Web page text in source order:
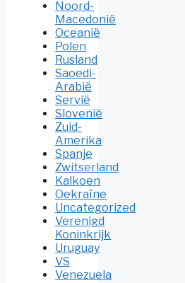
Noord-
Macedonië
Oceanië
Polen
Rusland
Saoedi-
Arabië
Servië
Slovenië
Zuid-
Amerika
Spanje
Zwitserland
Kalkoen
Oekraïne
Uncategorized
Verenigd
Koninkrijk
Uruguay
VS
Venezuela